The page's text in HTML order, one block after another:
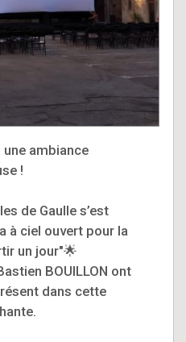
une ambiance
!
de Gaulle s’est
à ciel ouvert pour la
un jour"🌟
BOUILLON ont
dans cette